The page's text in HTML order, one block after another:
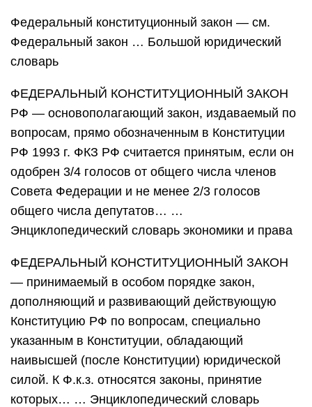
Федеральный конституционный закон — см.
Федеральный закон … Большой юридический
словарь
ФЕДЕРАЛЬНЫЙ КОНСТИТУЦИОННЫЙ ЗАКОН
РФ — основополагающий закон, издаваемый по
вопросам, прямо обозначенным в Конституции
РФ 1993 г. ФКЗ РФ считается принятым, если он
одобрен 3/4 голосов от общего числа членов
Совета Федерации и не менее 2/3 голосов
общего числа депутатов… …
Энциклопедический словарь экономики и права
ФЕДЕРАЛЬНЫЙ КОНСТИТУЦИОННЫЙ ЗАКОН
— принимаемый в особом порядке закон,
дополняющий и развивающий действующую
Конституцию РФ по вопросам, специально
указанным в Конституции, обладающий
наивысшей (после Конституции) юридической
силой. К Ф.к.з. относятся законы, принятие
которых… … Энциклопедический словарь